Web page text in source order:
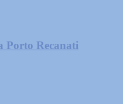
Porto Recanati